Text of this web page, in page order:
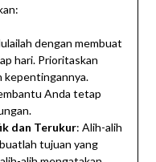
dengan membuat
hari. Prioritaskan
kepentingannya.
Anda tetap
dan Terukur: Alih-alih
tujuan yang